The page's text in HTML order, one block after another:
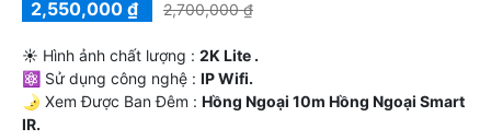
2,550,000 ₫
2,700,000 ₫
☀️ Hình ảnh chất lượng : 2K Lite .
⚛️ Sử dụng công nghệ : IP Wifi.
🌛 Xem Được Ban Đêm : Hồng Ngoại 10m Hồng Ngoại Smart
IR.